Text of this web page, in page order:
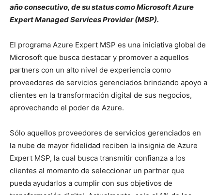
año consecutivo, de su status como Microsoft Azure
Expert Managed Services Provider (MSP).
El programa Azure Expert MSP es una iniciativa global de
Microsoft que busca destacar y promover a aquellos
partners con un alto nivel de experiencia como
proveedores de servicios gerenciados brindando apoyo a
clientes en la transformación digital de sus negocios,
aprovechando el poder de Azure.
Sólo aquellos proveedores de servicios gerenciados en
la nube de mayor fidelidad reciben la insignia de Azure
Expert MSP, la cual busca transmitir confianza a los
clientes al momento de seleccionar un partner que
pueda ayudarlos a cumplir con sus objetivos de